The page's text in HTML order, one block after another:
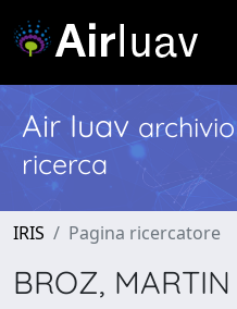
Air Iuav
ricerca
IRIS Pagina ricercatore
BROZ, MARTIN